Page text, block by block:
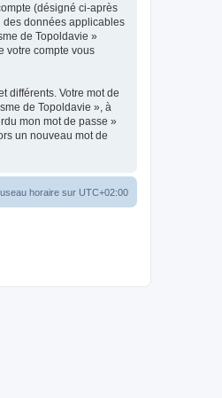
(désigné ci-après
des données applicables
de Topoldavie »
votre compte vous
différents. Votre mot de
de Topoldavie », à
mon mot de passe »
un nouveau mot de
horaire sur UTC+02:00